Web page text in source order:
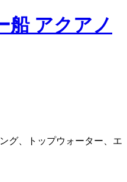
グ、トップウォーター、エ